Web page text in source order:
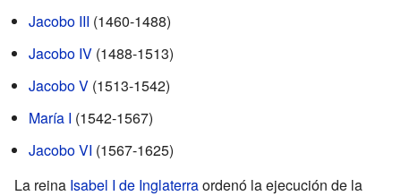
Jacobo III (1460-1488)
Jacobo IV (1488-1513)
Jacobo V (1513-1542)
María I (1542-1567)
Jacobo VI (1567-1625)
La reina Isabel I de Inglaterraordenó la ejecución de la